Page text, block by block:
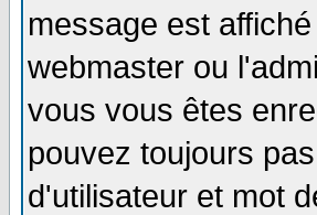
message est
webmaster ou
vous vous êtes
pouvez toujours
d'utilisateur et mot